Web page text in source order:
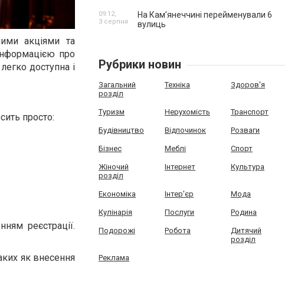
акціями та
про
доступна і
просто:
реєстрації.
як внесення
На Камʼянеччині перейменували 6
вулиць
09:12,
3 серпня
Рубрики новин
Загальний
розділ
Техніка Здоров'я
Туризм Нерухомість Транспорт
Будівництво Відпочинок Розваги
Бізнес Меблі Спорт
Жіночий
розділ
Інтернет Культура
Економіка Інтер'єр Мода
Кулінарія Послуги Родина
Подорожі Робота
Дитячий
розділ
Реклама